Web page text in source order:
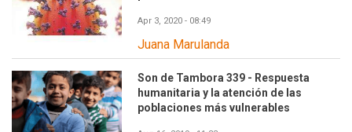
Apr 3, 2020 - 08:49
Juana Marulanda
Son de Tambora 339 - Respuesta
humanitaria y la atención de las
poblaciones más vulnerables